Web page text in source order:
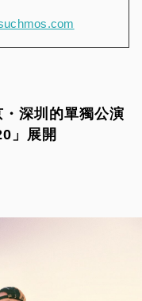
深圳的單獨公演
」展開